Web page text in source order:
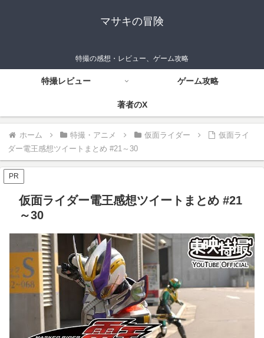
マサキの冒険
特撮の感想・レビュー、ゲーム攻略
特撮レビュー ゲーム攻略
著者のX
ホーム 特撮・アニメ 仮面ライダー
仮面ライ
ダー電王感想ツイートまとめ #21～30
PR
仮面ライダー電王感想ツイートまとめ #21
～30